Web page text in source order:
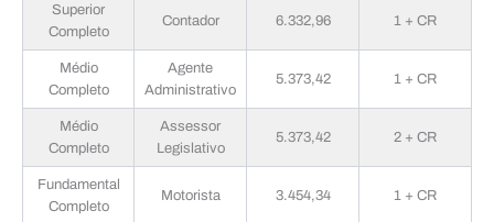
Superior
Completo
Contador 6.332,96 1 + CR
Médio
Completo
Agente
Administrativo
5.373,42 1 + CR
Médio
Completo
Assessor
Legislativo
5.373,42 2 + CR
Fundamental
Completo
Motorista 3.454,34 1 + CR